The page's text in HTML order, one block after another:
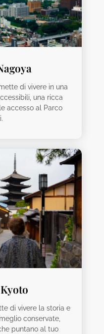
di vivere in una
una ricca
accesso al Parco
di vivere la storia e
conservate,
puntano al tuo